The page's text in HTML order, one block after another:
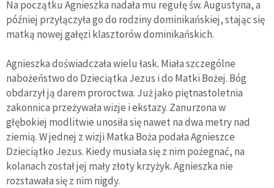
Na początku Agnieszka nadała mu regułę św. Augustyna, a
później przyłączyła go do rodziny dominikańskiej, stając się
matką nowej gałęzi klasztorów dominikańskich.
Agnieszka doświadczała wielu łask. Miała szczególne
nabożeństwo do Dzieciątka Jezus i do Matki Bożej. Bóg
obdarzył ją darem proroctwa. Już jako piętnastoletnia
zakonnica przeżywała wizje i ekstazy. Zanurzona w
głębokiej modlitwie unosiła się nawet na dwa metry nad
ziemią. W jednej z wizji Matka Boża podała Agnieszce
Dzieciątko Jezus. Kiedy musiała się z nim pożegnać, na
kolanach został jej mały złoty krzyżyk. Agnieszka nie
rozstawała się z nim nigdy.